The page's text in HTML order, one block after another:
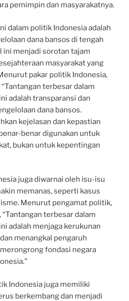
pemimpin dan masyarakatnya.
dalam politik Indonesia adalah
dana bansos di tengah
ini menjadi sorotan tajam
masyarakat yang
pakar politik Indonesia,
terbesar dalam
adalah transparansi dan
dana bansos.
kejelasan dan kepastian
benar digunakan untuk
bukan untuk kepentingan
juga diwarnai oleh isu-isu
memanas, seperti kasus
Menurut pengamat politik,
“Tantangan terbesar dalam
adalah menjaga kerukunan
menangkal pengaruh
fondasi negara
Indonesia juga memiliki
berkembang dan menjadi